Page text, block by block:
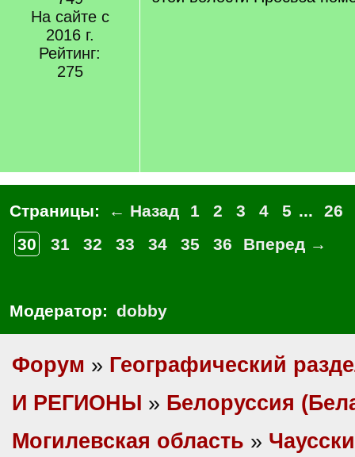
На сайте с
2016 г.
Рейтинг:
275
Страницы: ← Назад 1 2 3 4 5 ...
26
30
31 32 33 34 35 36 Вперед →
Модератор: dobby
Форум » Географический
И РЕГИОНЫ » Белоруссия
Могилевская область »